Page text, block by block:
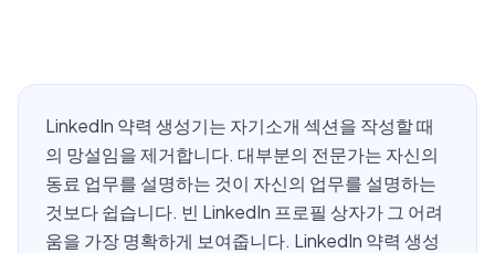
LinkedIn 약력 생성기는 자기소개 섹션을 작성할 때
의 망설임을 제거합니다. 대부분의 전문가는 자신의
동료 업무를 설명하는 것이 자신의 업무를 설명하는
것보다 쉽습니다. 빈 LinkedIn 프로필 상자가 그 어려
움을 가장 명확하게 보여줍니다. LinkedIn 약력 생성